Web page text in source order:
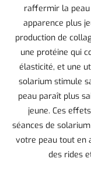
raffermir la
apparence plus
production de
une protéine qui
élasticité, et une
solarium stimule
peau paraît plus
jeune. Ces
séances de
votre peau tout en
des rides